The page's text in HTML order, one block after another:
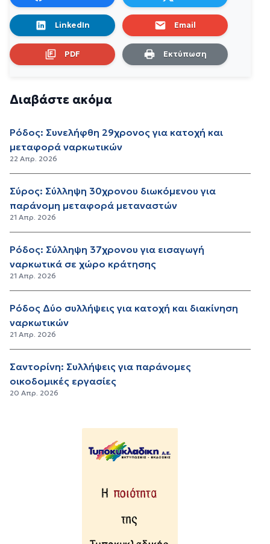
LinkedIn Email
PDF Εκτύπωση
Διαβάστε ακόμα
Ρόδος: Συνελήφθη 29χρονος για κατοχή και
μεταφορά ναρκωτικών
22 Απρ. 2026
Σύρος: Σύλληψη 30χρονου διωκόμενου για
παράνομη μεταφορά μεταναστών
21 Απρ. 2026
Ρόδος: Σύλληψη 37χρονου για εισαγωγή
ναρκωτικά σε χώρο κράτησης
21 Απρ. 2026
Ρόδος Δύο συλλήψεις για κατοχή και διακίνηση
ναρκωτικών
21 Απρ. 2026
Σαντορίνη: Συλλήψεις για παράνομες
οικοδομικές εργασίες
20 Απρ. 2026